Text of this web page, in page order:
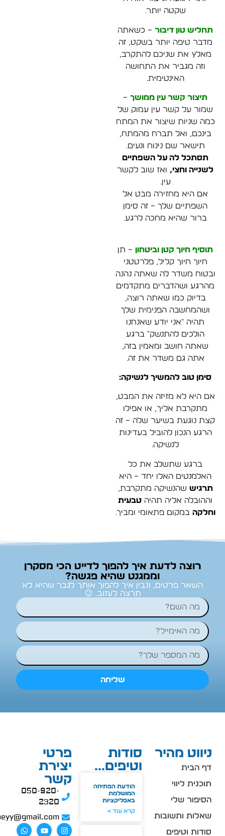
שקטה יותר.
תחליש טון דיבור– כשאתה
מדבר טיפה יותר בשקט, זה
מאלץ את שניכם להתקרב,
וזה מגביר את התחושה
האינטימית.
תיצור קשר עין ממושך–
שמור על קשר עין עמוק של
כמה שניות שיצור את המתח
בינכם, ואל תברח מהמתח,
תישאר שם נינוח ונעים.
תסתכל לה על השפתיים
לשנייה וחצי, ואז שוב לקשר
עין.
אם היא מחזירה מבט אל
השפתיים שלך – זה סימן
ברור שהיא מחכה לרגע.
תוסיף חיוך קטן וביטחון – תן
חיוך חיוך קליל, פלרטטני
ובטוח משדר לה שאתה נהנה
מהרגע ושהדברים מתקדמים
בדיוק כמו שאתה רוצה,
ושהמחשבה הפנימית שלך
תהיה "אני יודע שאנחנו
הולכים להתנשק" ברגע
שאתה חושב ומאמין בזה,
אתה גם משדר את זה.
סימן טוב להמשיך לנשיקה:
אם היא לא מזיזה את המבט,
מתקרבת אליך, או אפילו
קצת נוגעת בשיער שלה – זה
הרגע הנכון להוביל בעדינות
לנשיקה.
ברגע שתשלב את כל
האלמנטים האלו יחד – היא
תרגיש שהנשיקה מתקרבת,
וההובלה אליה תהיה טבעית
וחלקה במקום פתאומי ומביך.
רוצה לדעת איך להפוך לדייט הכי מסקרן
וממגנט שהיא פגשה?
השאר פרטים, ונבין איך להפוך אותך לגבר שהיא לא
תרצה לעזוב. 😉
שליחה
ניווט מהיר
דף הבית
תוכנית ליווי
הסיפור שלי
שאלות ותשובות
סודות וטיפים
סודות
וטיפים...
הודעת הפתיחה
המושלמת
באפליקציות
קרא עוד »
פרטי
יצירת
קשר
050-920-
2320